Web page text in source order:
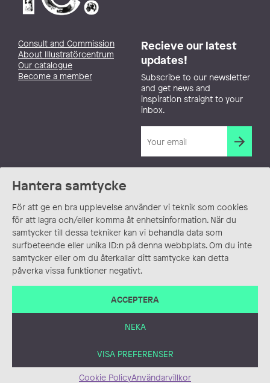
Hantera samtycke
För att ge en bra upplevelse använder vi teknik som cookies
för att lagra och/eller komma åt enhetsinformation. När du
samtycker till dessa tekniker kan vi behandla data som
surfbeteende eller unika ID:n på denna webbplats. Om du inte
samtycker eller om du återkallar ditt samtycke kan detta
påverka vissa funktioner negativt.
ACCEPTERA
NEKA
VISA PREFERENSER
Cookie PolicyAnvändarvillkor
Consult and Commission
About Illustratörcentrum
Our catalogue
Become a member
Recieve our latest
updates!
Subscribe to our newsletter
and get news and
inspiration straight to your
inbox.
ANVÄNDARVILLKOR